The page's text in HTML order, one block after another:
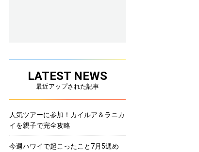
LATEST NEWS
最近アップされた記事
人気ツアーに参加！カイルア＆ラニカ
イを親子で完全攻略
今週ハワイで起こったこと7月5週め